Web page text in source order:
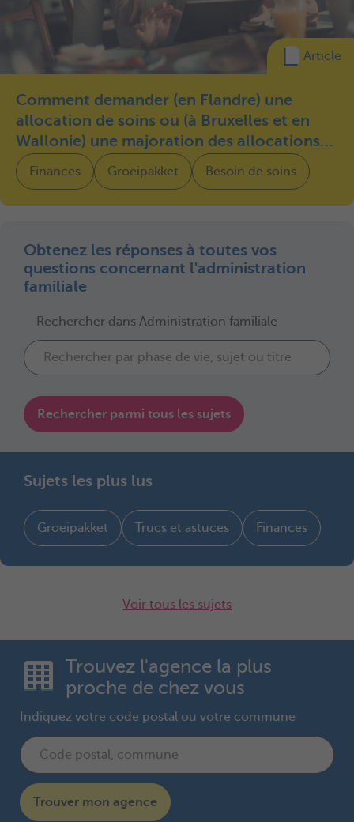
Article
Comment demander (en Flandre) une
allocation de soins ou (à Bruxelles et en
Wallonie) une majoration des allocations
familiales pour les enfants ayant besoin
d'un soutien spécifique ou souffrant d'une
affection particulière ?
Finances Groeipakket Besoin de soins
Obtenez les réponses à toutes vos
questions concernant l'administration
familiale
Rechercher dans Administration familiale
Rechercher parmi tous les sujets
Sujets les plus lus
Groeipakket Trucs et astuces Finances
Voir tous les sujets
Trouvez l'agence la plus
proche de chez vous
Indiquez votre code postal ou votre commune
Trouver mon agence